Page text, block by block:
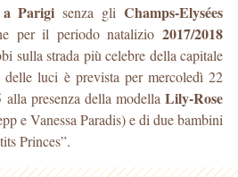
Parigi senza gli Champs-Elysées
per il periodo natalizio 2017/2018
sulla strada più celebre della capitale
delle luci è prevista per mercoledì 22
presenza della modella Lily-Rose
e Vanessa Paradis) e di due bambini
Princes”.